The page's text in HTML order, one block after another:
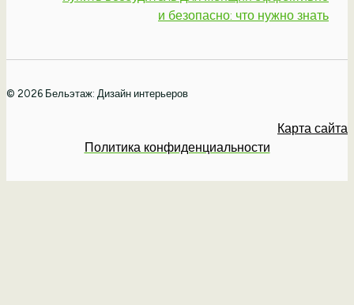
и безопасно: что нужно знать
© 2026 Бельэтаж: Дизайн интерьеров
Карта сайта
Политика конфиденциальности